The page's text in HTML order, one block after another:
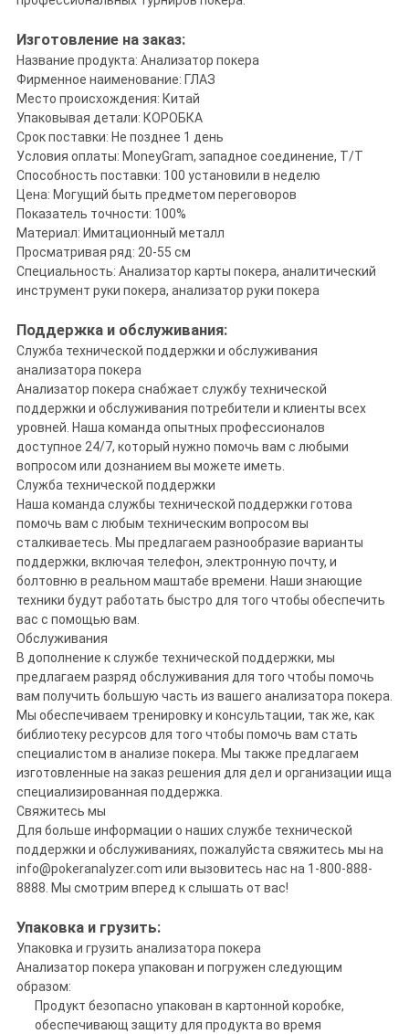
Изготовление на заказ:
Название продукта: Анализатор покера
Фирменное наименование: ГЛАЗ
Место происхождения: Китай
Упаковывая детали: КОРОБКА
Срок поставки: Не позднее 1 день
Условия оплаты: MoneyGram, западное соединение, T/T
Способность поставки: 100 установили в неделю
Цена: Могущий быть предметом переговоров
Показатель точности: 100%
Материал: Имитационный металл
Просматривая ряд: 20-55 см
Специальность: Анализатор карты покера, аналитический
инструмент руки покера, анализатор руки покера
Поддержка и обслуживания:
Служба технической поддержки и обслуживания
анализатора покера
Анализатор покера снабжает службу технической
поддержки и обслуживания потребители и клиенты всех
уровней. Наша команда опытных профессионалов
доступное 24/7, который нужно помочь вам с любыми
вопросом или дознанием вы можете иметь.
Служба технической поддержки
Наша команда службы технической поддержки готова
помочь вам с любым техническим вопросом вы
сталкиваетесь. Мы предлагаем разнообразие варианты
поддержки, включая телефон, электронную почту, и
болтовню в реальном маштабе времени. Наши знающие
техники будут работать быстро для того чтобы обеспечить
вас с помощью вам.
Обслуживания
В дополнение к службе технической поддержки, мы
предлагаем разряд обслуживания для того чтобы помочь
вам получить большую часть из вашего анализатора покера.
Мы обеспечиваем тренировку и консультации, так же, как
библиотеку ресурсов для того чтобы помочь вам стать
специалистом в анализе покера. Мы также предлагаем
изготовленные на заказ решения для дел и организации ища
специализированная поддержка.
Свяжитесь мы
Для больше информации о наших службе технической
поддержки и обслуживаниях, пожалуйста свяжитесь мы на
info@pokeranalyzer.com или вызовитесь нас на 1-800-888-
8888. Мы смотрим вперед к слышать от вас!
Упаковка и грузить:
Упаковка и грузить анализатора покера
Анализатор покера упакован и погружен следующим
образом:
Продукт безопасно упакован в картонной коробке,
обеспечивающ защиту для продукта во время